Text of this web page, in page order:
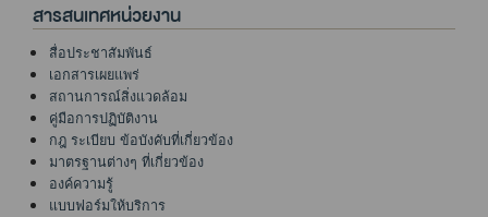
สารสนเทศหน่วยงาน
สื่อประชาสัมพันธ์
เอกสารเผยแพร่
สถานการณ์สิ่งแวดล้อม
คู่มือการปฏิบัติงาน
กฎ ระเบียบ ข้อบังคับที่เกี่ยวข้อง
มาตรฐานต่างๆ ที่เกี่ยวข้อง
องค์ความรู้
แบบฟอร์มให้บริการ